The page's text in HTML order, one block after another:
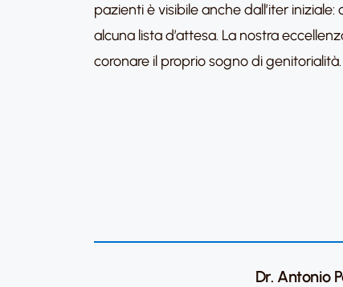
pazienti è visibile anche dall’iter
alcuna lista d’attesa. La nostra
coronare il proprio sogno di
Dr. Antonio